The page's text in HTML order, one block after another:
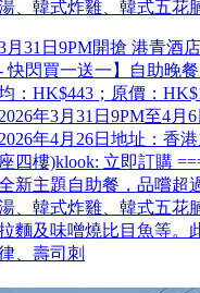
、韓式炸雞、韓式五花
月31日9PM開搶 港青酒
快閃買一送一】自助晚
：HK$443；原價：
年3月31日9PM至4月
年4月26日地址：香
四樓)klook: 立即訂購
新主題自助餐，品嚐超
、韓式炸雞、韓式五花
麵及味噌燒比目魚等。
、壽司刺